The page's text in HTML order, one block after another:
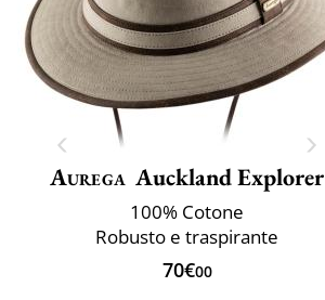
Aurega Auckland Explorer
100% Cotone
Robusto e traspirante
70€00